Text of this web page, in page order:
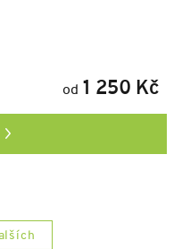
od 1 250 Kč